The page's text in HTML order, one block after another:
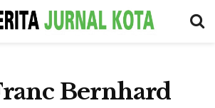
Bernhard